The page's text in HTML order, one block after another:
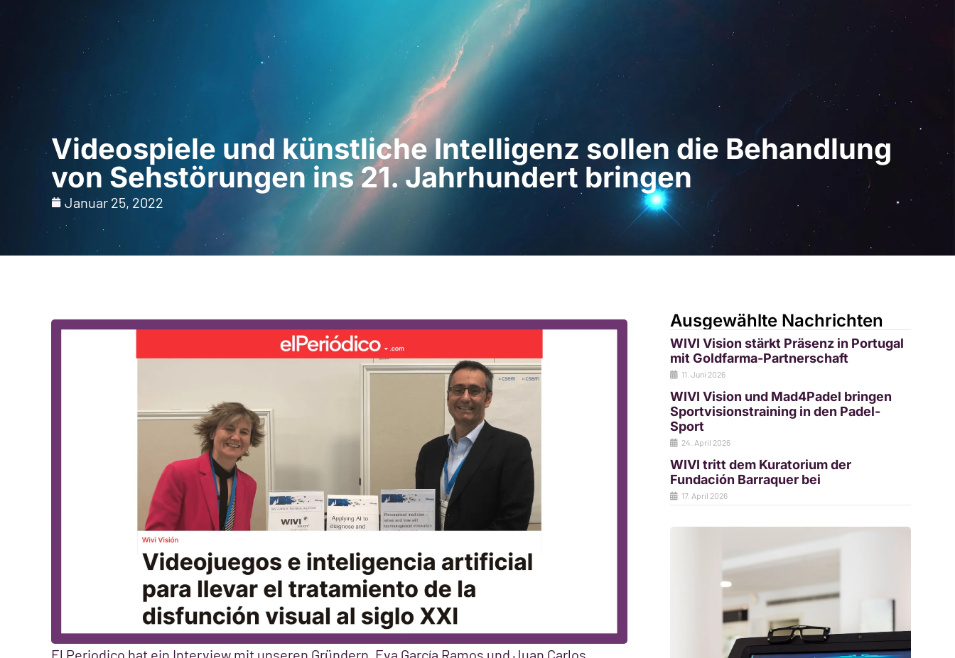
Startseite Für Fachleute Für Patienten Nachrichten
Videospiele und künstliche Intelligenz sollen die Behandlung
von Sehstörungen ins 21. Jahrhundert bringen
Januar 25, 2022
El Periodico hat ein Interview mit unseren Gründern, Eva García Ramos und Juan Carlos
Ausgewählte Nachrichten
WIVI Vision stärkt Präsenz in Portugal
mit Goldfarma-Partnerschaft
11. Juni 2026
WIVI Vision und Mad4Padel bringen
Sportvisionstraining in den Padel-
Sport
24. April 2026
WIVI tritt dem Kuratorium der
Fundación Barraquer bei
17. April 2026